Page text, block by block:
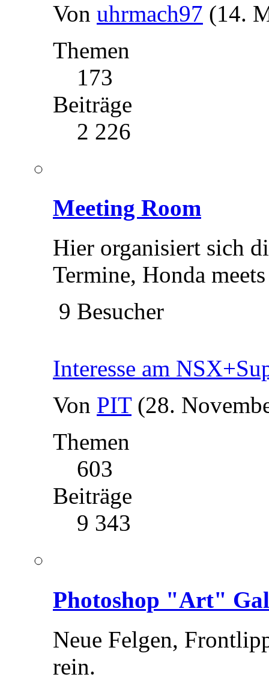
Von uhrmach97 (14.
Themen
173
Beiträge
2 226
Meeting Room
Hier organisiert sich
Termine, Honda
9 Besucher
Interesse am
Von PIT (28.
Themen
603
Beiträge
9 343
Photoshop "Art"
Neue Felgen,
rein.